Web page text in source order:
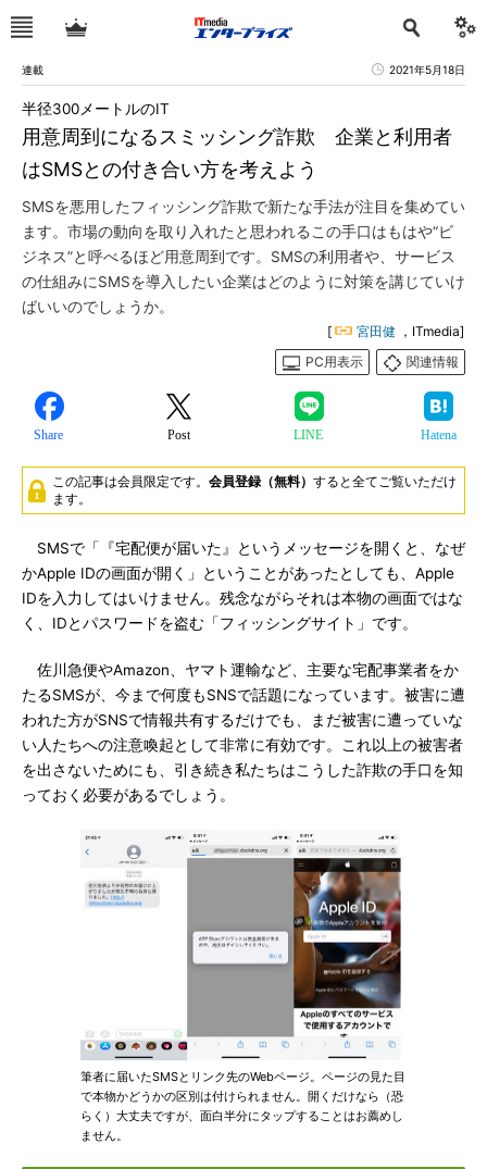
連載 2021年5月18日
用意周到になるスミッシング詐欺 企業と利用者
はSMSとの付き合い方を考えよう
半径300メートルのIT
SMSを悪用したフィッシング詐欺で新たな手法が注目を集めてい
ます。市場の動向を取り入れたと思われるこの手口はもはや“ビ
ジネス”と呼べるほど用意周到です。SMSの利用者や、サービス
の仕組みにSMSを導入したい企業はどのように対策を講じていけ
ばいいのでしょうか。
[ 宮田健 ，ITmedia]
PC用表示
関連情報
Share Post LINE Hatena
この記事は会員限定です。 会員登録（無料） すると全てご覧いただけ
ます。
SMSで「『宅配便が届いた』というメッセージを開くと、なぜ
かApple IDの画面が開く」ということがあったとしても、Apple
IDを入力してはいけません。残念ながらそれは本物の画面ではな
く、IDとパスワードを盗む「フィッシングサイト」です。
佐川急便やAmazon、ヤマト運輸など、主要な宅配事業者をか
たるSMSが、今まで何度もSNSで話題になっています。被害に遭
われた方がSNSで情報共有するだけでも、まだ被害に遭っていな
い人たちへの注意喚起として非常に有効です。これ以上の被害者
を出さないためにも、引き続き私たちはこうした詐欺の手口を知
っておく必要があるでしょう。
筆者に届いたSMSとリンク先のWebページ。ページの見た目
で本物かどうかの区別は付けられません。開くだけなら（恐
らく）大丈夫ですが、面白半分にタップすることはお薦めし
ません。